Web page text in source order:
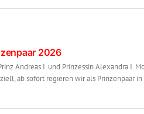
2026
Andreas I. und Prinzessin Alexandra I.
ab sofort regieren wir als Prinzenpaar